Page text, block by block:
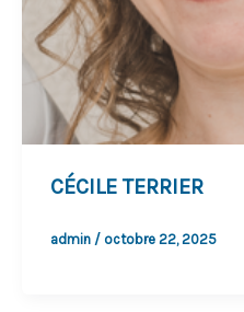
CÉCILE TERRIER
admin / octobre 22, 2025